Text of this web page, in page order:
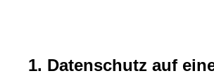
1. Datenschutz auf